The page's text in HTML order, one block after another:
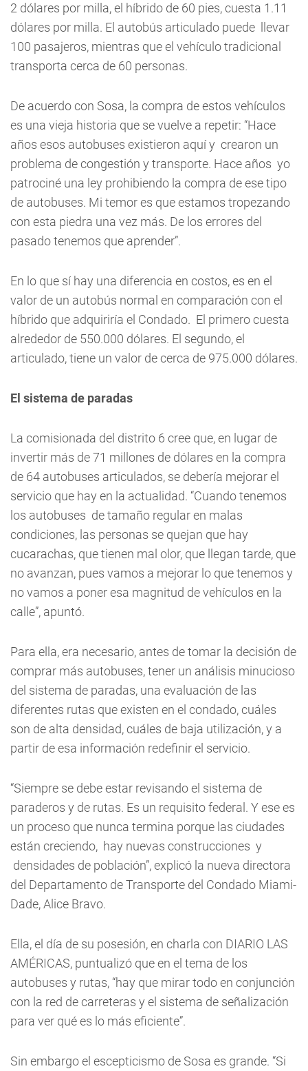
2 dólares por milla, el híbrido de 60 pies, cuesta 1.11
dólares por milla. El autobús articulado puede llevar
100 pasajeros, mientras que el vehículo tradicional
transporta cerca de 60 personas.
De acuerdo con Sosa, la compra de estos vehículos
es una vieja historia que se vuelve a repetir: “Hace
años esos autobuses existieron aquí y crearon un
problema de congestión y transporte. Hace años yo
patrociné una ley prohibiendo la compra de ese tipo
de autobuses. Mi temor es que estamos tropezando
con esta piedra una vez más. De los errores del
pasado tenemos que aprender”.
En lo que sí hay una diferencia en costos, es en el
valor de un autobús normal en comparación con el
híbrido que adquiriría el Condado. El primero cuesta
alrededor de 550.000 dólares. El segundo, el
articulado, tiene un valor de cerca de 975.000 dólares.
El sistema de paradas
La comisionada del distrito 6 cree que, en lugar de
invertir más de 71 millones de dólares en la compra
de 64 autobuses articulados, se debería mejorar el
servicio que hay en la actualidad. “Cuando tenemos
los autobuses de tamaño regular en malas
condiciones, las personas se quejan que hay
cucarachas, que tienen mal olor, que llegan tarde, que
no avanzan, pues vamos a mejorar lo que tenemos y
no vamos a poner esa magnitud de vehículos en la
calle”, apuntó.
Para ella, era necesario, antes de tomar la decisión de
comprar más autobuses, tener un análisis minucioso
del sistema de paradas, una evaluación de las
diferentes rutas que existen en el condado, cuáles
son de alta densidad, cuáles de baja utilización, y a
partir de esa información redefinir el servicio.
“Siempre se debe estar revisando el sistema de
paraderos y de rutas. Es un requisito federal. Y ese es
un proceso que nunca termina porque las ciudades
están creciendo, hay nuevas construcciones y
densidades de población”, explicó la nueva directora
del Departamento de Transporte del Condado Miami-
Dade, Alice Bravo.
Ella, el día de su posesión, en charla con DIARIO LAS
AMÉRICAS, puntualizó que en el tema de los
autobuses y rutas, “hay que mirar todo en conjunción
con la red de carreteras y el sistema de señalización
para ver qué es lo más eficiente”.
Sin embargo el escepticismo de Sosa es grande. “Si